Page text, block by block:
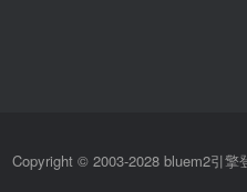
Copyright © 2003-2028 bluem2引擎